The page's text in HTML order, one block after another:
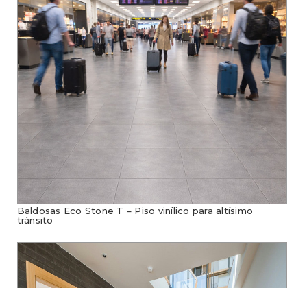
Baldosas Eco Stone T – Piso vinílico para altísimo
tránsito